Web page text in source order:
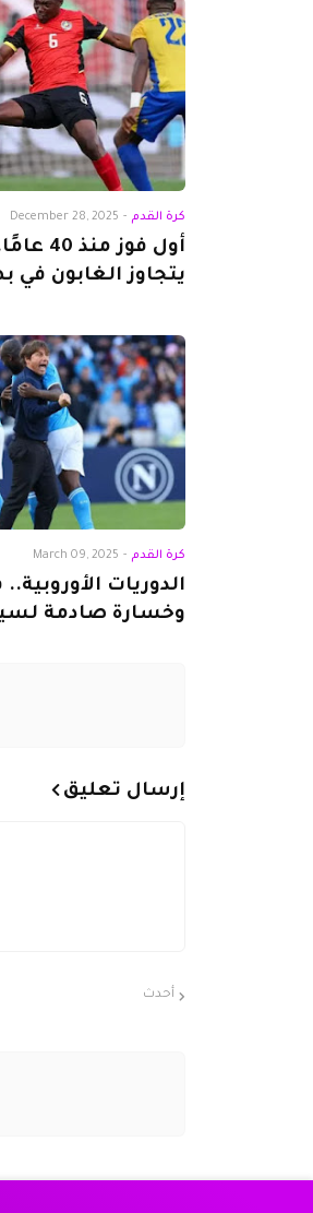
كرة القدم -
December 28, 2025
أول
يتجاوز الغابون في
كرة القدم -
March 09, 2025
الدوريات
وخسارة صادمة
إرسال تعليق
أحدث